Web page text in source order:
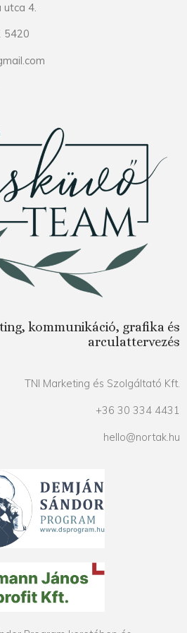
utca 4.
5420
kommunikáció, grafika és
arculattervezés
TNI Marketing és Szolgáltató Kft.
+36 30 334 4431
hello@nortak.hu